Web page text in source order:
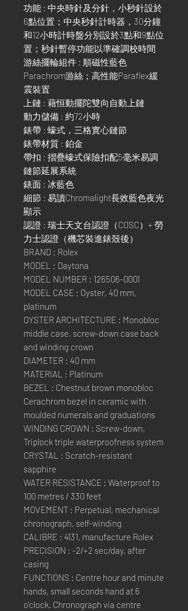
功能 : 中央時針及分針，小秒針設於
6點位置；中央秒針計時器，30分鐘
和12小時計時盤分別設於3點和9點位
置；秒針暫停功能以準確調校時間
游絲擺輪組件 : 順磁性藍色
Parachrom游絲；高性能Paraflex緩
震裝置
上鏈 : 藉恒動擺陀雙向自動上鏈
動力儲備 : 約72小時
錶帶 : 蠔式，三格實心鏈節
錶帶材質 : 鉑金
帶扣 : 摺疊蠔式保險扣配5毫米易調
鏈節延展系統
錶面 : 冰藍色
細節 : 易讀Chromalight長效藍色夜光
顯示
認證 : 瑞士天文台認證（COSC）+ 勞
力士認證（機芯裝進錶殼後）
BRAND : Rolex
MODEL : Daytona
MODEL NUMBER : 126506-0001
MODEL CASE : Oyster, 40 mm,
platinum
OYSTER ARCHITECTURE : Monobloc
middle case, screw-down case back
and winding crown
DIAMETER : 40 mm
MATERIAL : Platinum
BEZEL : Chestnut brown monobloc
Cerachrom bezel in ceramic with
moulded numerals and graduations
WINDING CROWN : Screw-down,
Triplock triple waterproofness system
CRYSTAL : Scratch-resistant
sapphire
WATER RESISTANCE : Waterproof to
100 metres / 330 feet
MOVEMENT : Perpetual, mechanical
chronograph, self-winding
CALIBRE : 4131, manufacture Rolex
PRECISION : -2/+2 sec/day, after
casing
FUNCTIONS : Centre hour and minute
hands, small seconds hand at 6
o'clock. Chronograph via centre